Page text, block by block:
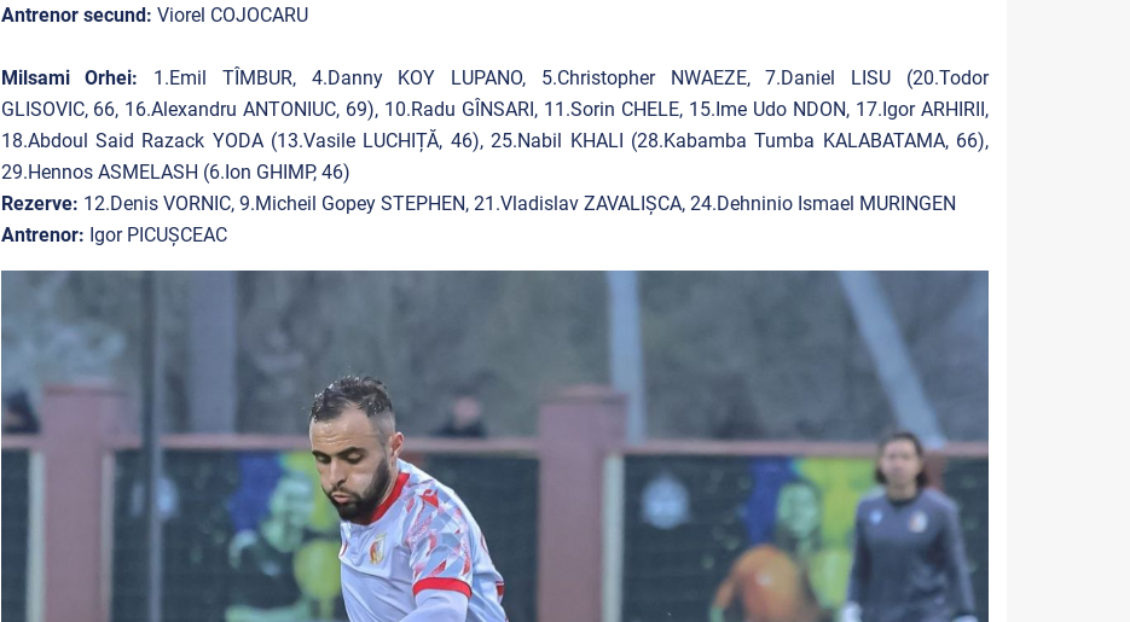
Antrenor secund: Viorel COJOCARU
Milsami Orhei: 1.Emil TÎMBUR, 4.Danny KOY LUPANO, 5.Christopher NWAEZE, 7.Daniel LISU (20.Todor
GLISOVIC, 66, 16.Alexandru ANTONIUC, 69), 10.Radu GÎNSARI, 11.Sorin CHELE, 15.Ime Udo NDON, 17.Igor ARHIRII,
18.Abdoul Said Razack YODA (13.Vasile LUCHIȚĂ, 46), 25.Nabil KHALI (28.Kabamba Tumba KALABATAMA, 66),
29.Hennos ASMELASH (6.Ion GHIMP, 46)
Rezerve: 12.Denis VORNIC, 9.Micheil Gopey STEPHEN, 21.Vladislav ZAVALIȘCA, 24.Dehninio Ismael MURINGEN
Antrenor: Igor PICUȘCEAC